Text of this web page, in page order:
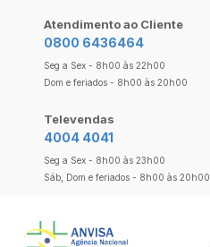
Atendimento ao Cliente
0800 6436464
Seg a Sex - 8h00 às 22h00
Dom e feriados - 8h00 às 20h00
Televendas
4004 4041
Seg a Sex - 8h00 às 23h00
Sáb, Dom e feriados - 8h00 às 20h00